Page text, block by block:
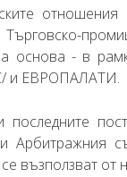
основа - в
и ЕВРОПАЛАТИ.
последните
Арбитражния
възползват